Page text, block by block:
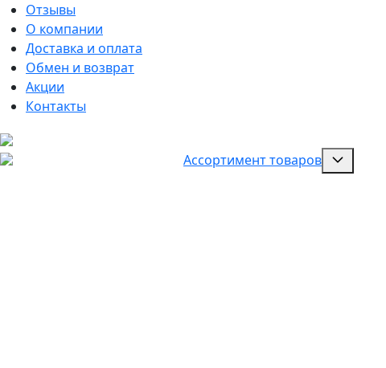
Отзывы
О компании
Доставка и оплата
Обмен и возврат
Акции
Контакты
Ассортимент товаров